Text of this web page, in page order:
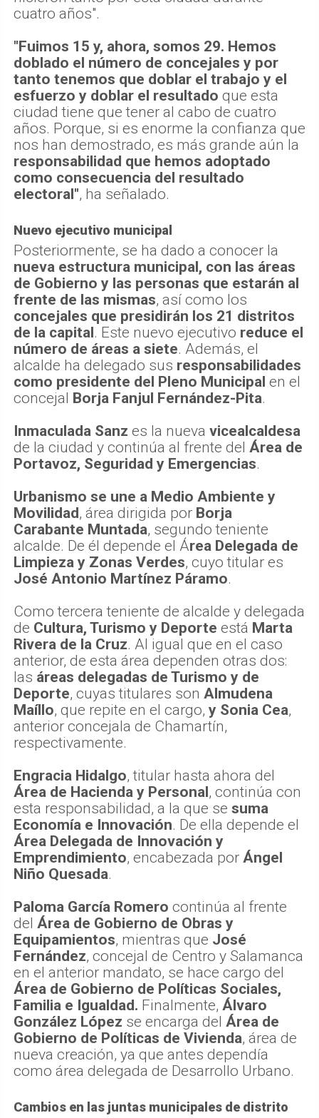
cuatro años".
"Fuimos 15 y, ahora, somos 29. Hemos
doblado el número de concejales y por
tanto tenemos que doblar el trabajo y el
esfuerzo y doblar el resultado que esta
ciudad tiene que tener al cabo de cuatro
años. Porque, si es enorme la confianza que
nos han demostrado, es más grande aún la
responsabilidad que hemos adoptado
como consecuencia del resultado
electoral", ha señalado.
Nuevo ejecutivo municipal
Posteriormente, se ha dado a conocer la
nueva estructura municipal, con las áreas
de Gobierno y las personas que estarán al
frente de las mismas, así como los
concejales que presidirán los 21 distritos
de la capital. Este nuevo ejecutivo reduce el
número de áreas a siete. Además, el
alcalde ha delegado sus responsabilidades
como presidente del Pleno Municipal en el
concejal Borja Fanjul Fernández-Pita.
Inmaculada Sanz es la nueva vicealcaldesa
de la ciudad y continúa al frente del Área de
Portavoz, Seguridad y Emergencias.
Urbanismo se une a Medio Ambiente y
Movilidad, área dirigida por Borja
Carabante Muntada, segundo teniente
alcalde. De él depende el Área Delegada de
Limpieza y Zonas Verdes, cuyo titular es
José Antonio Martínez Páramo.
Como tercera teniente de alcalde y delegada
de Cultura, Turismo y Deporte está Marta
Rivera de la Cruz. Al igual que en el caso
anterior, de esta área dependen otras dos:
las áreas delegadas de Turismo y de
Deporte, cuyas titulares son Almudena
Maíllo, que repite en el cargo, y Sonia Cea,
anterior concejala de Chamartín,
respectivamente.
Engracia Hidalgo, titular hasta ahora del
Área de Hacienda y Personal, continúa con
esta responsabilidad, a la que se suma
Economía e Innovación. De ella depende el
Área Delegada de Innovación y
Emprendimiento, encabezada por Ángel
Niño Quesada.
Paloma García Romero continúa al frente
del Área de Gobierno de Obras y
Equipamientos, mientras que José
Fernández, concejal de Centro y Salamanca
en el anterior mandato, se hace cargo del
Área de Gobierno de Políticas Sociales,
Familia e Igualdad. Finalmente, Álvaro
González López se encarga del Área de
Gobierno de Políticas de Vivienda, área de
nueva creación, ya que antes dependía
como área delegada de Desarrollo Urbano.
Cambios en las juntas municipales de distrito